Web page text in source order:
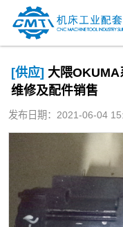
[供应] 大隈
维修及配件销售
发布日期：2021-06-04